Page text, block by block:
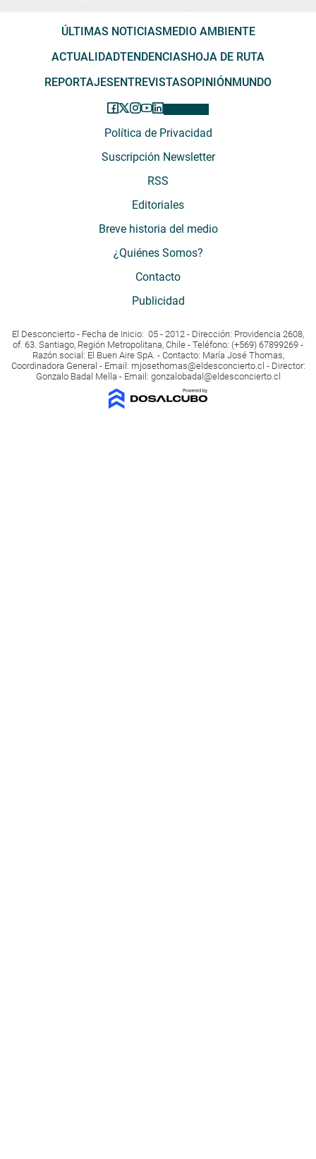
ÚLTIMAS NOTICIAS MEDIO AMBIENTE
ACTUALIDADTENDENCIAS HOJA DE RUTA
REPORTAJES ENTREVISTASOPINIÓN MUNDO
Política de Privacidad
Suscripción Newsletter
RSS
Editoriales
Breve historia del medio
¿Quiénes Somos?
Contacto
Publicidad
El Desconcierto - Fecha de Inicio: 05 - 2012 - Dirección: Providencia 2608,
of. 63. Santiago, Región Metropolitana, Chile - Teléfono: (+569) 67899269 -
Razón social: El Buen Aire SpA. - Contacto: María José Thomas,
Coordinadora General - Email: mjosethomas@eldesconcierto.cl - Director:
Gonzalo Badal Mella - Email: gonzalobadal@eldesconcierto.cl